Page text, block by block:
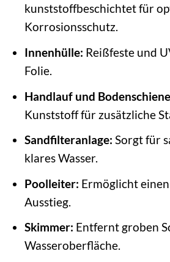
kunststoffbeschichtet für
Korrosionsschutz.
Innenhülle: Reißfeste und
Folie.
Handlauf und
Kunststoff für zusätzliche
Sandfilteranlage: Sorgt für
klares Wasser.
Poolleiter: Ermöglicht
Ausstieg.
Skimmer: Entfernt groben
Wasseroberfläche.